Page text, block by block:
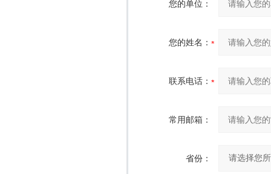
您的单位：
您的姓名：
联系电话：
常用邮箱：
省份：